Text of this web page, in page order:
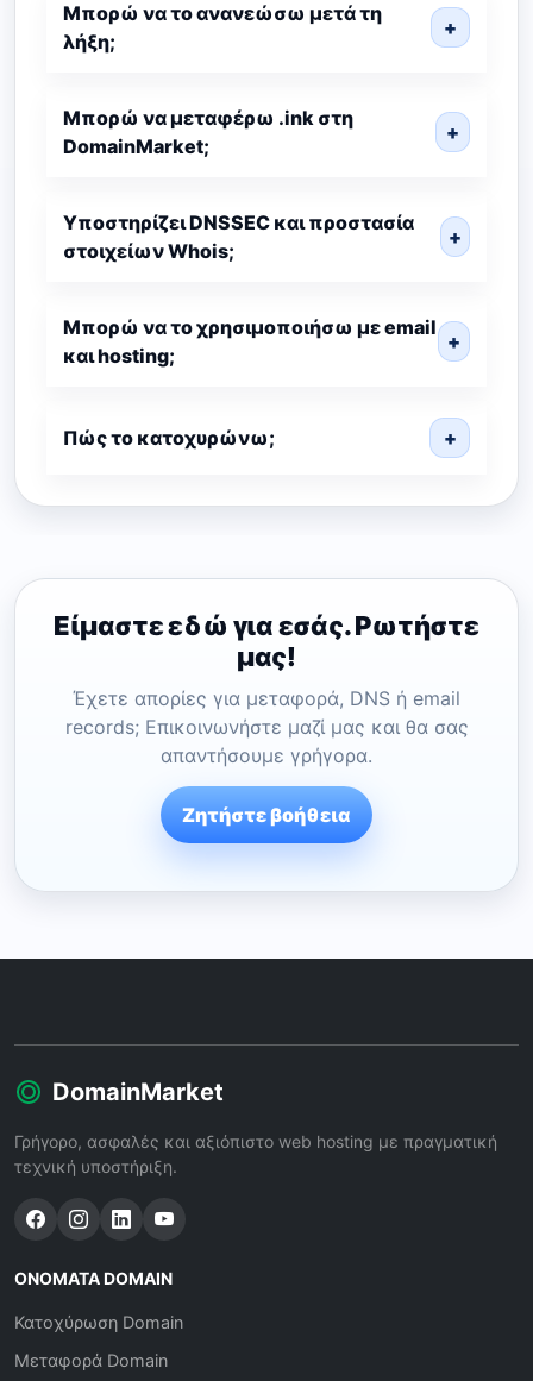
Μπορώ να το ανανεώσω μετά τη
λήξη;
+
Μπορώ να μεταφέρω .ink στη
DomainMarket;
+
Υποστηρίζει DNSSEC και προστασία
στοιχείων Whois;
+
Μπορώ να το χρησιμοποιήσω με email
και hosting;
+
Πώς το κατοχυρώνω; +
Είμαστε εδώ για εσάς. Ρωτήστε
μας!
Έχετε απορίες για μεταφορά, DNS ή email
records; Επικοινωνήστε μαζί μας και θα σας
απαντήσουμε γρήγορα.
Ζητήστε βοήθεια
DomainMarket
Γρήγορο, ασφαλές και αξιόπιστο web hosting με πραγματική
τεχνική υποστήριξη.
ΟΝΌΜΑΤΑ DOMAIN
Κατοχύρωση Domain
Μεταφορά Domain